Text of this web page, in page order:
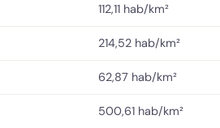
112,11 hab/km²
214,52 hab/km²
62,87 hab/km²
500,61 hab/km²